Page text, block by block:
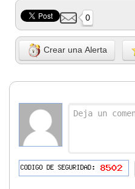
0
Crear una Alerta